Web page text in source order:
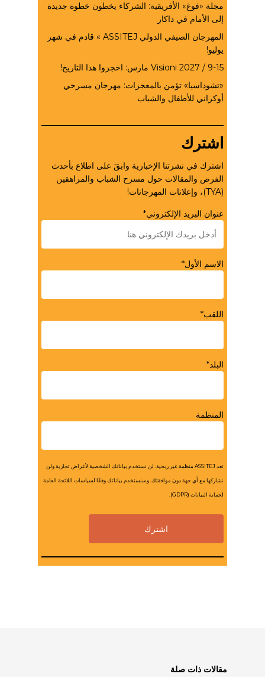
مجلة «فوغ» الأفريقية: الشركاء يخطون خطوة جديدة
إلى الأمام في داكار
المهرجان الصيفي الدولي ASSITEJ » قادم في شهر
يوليو!
Visioni 2027 / 9-15 مارس: احجزوا هذا التاريخ!
«تشوداسيا» تؤمن بالمعجزات: مهرجان مسرحي
أوكراني للأطفال والشباب
اشترك
اشترك في نشرتنا الإخبارية وابقَ على اطلاع بأحدث
الفرص والمقالات حول مسرح الشباب والمراهقين
(TYA)، وإعلانات المهرجانات!
عنوان البريد الإلكتروني*
الاسم الأول*
اللقب*
البلد*
المنظمة
تعد ASSITEJ منظمة غير ربحية. لن نستخدم بياناتك الشخصية لأغراض تجارية ولن
نشاركها مع أي جهة دون موافقتك. وسنستخدم بياناتك وفقًا لسياسات اللائحة العامة
لحماية البيانات (GDPR).
مقالات ذات صلة